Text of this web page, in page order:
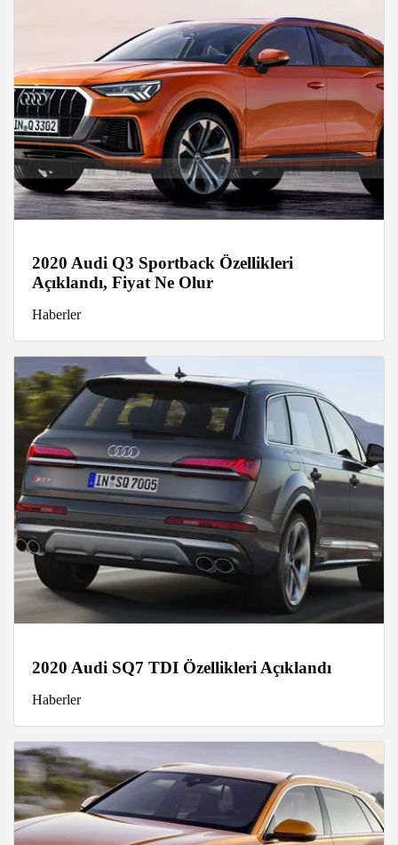
2020 Audi Q3 Sportback Özellikleri
Açıklandı, Fiyat Ne Olur
Haberler
2020 Audi SQ7 TDI Özellikleri Açıklandı
Haberler